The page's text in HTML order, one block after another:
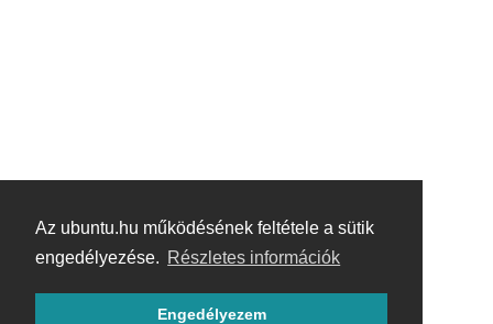
Az ubuntu.hu működésének feltétele a sütik
engedélyezése. Részletes információk
Engedélyezem